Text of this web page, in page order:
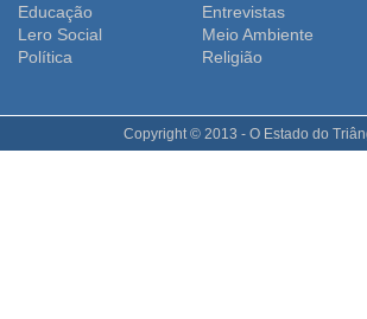
Educação
Entrevistas
Lero Social
Meio Ambiente
Polí­tica
Religião
Copyright © 2013 - O Estado do